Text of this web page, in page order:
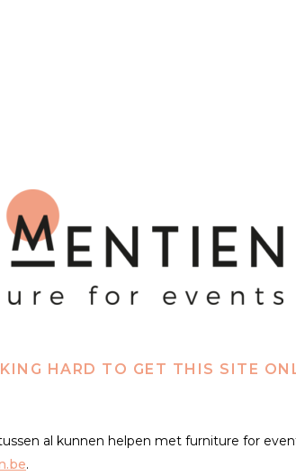
HARD TO GET THIS SITE
al kunnen helpen met furniture for
.